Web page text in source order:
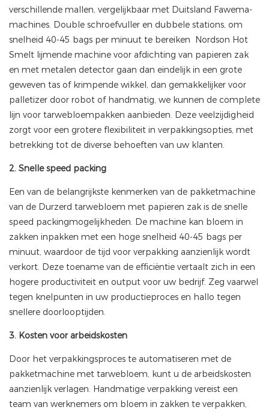
verschillende mallen, vergelijkbaar met Duitsland Fawema-
machines. Double schroefvuller en dubbele stations, om
snelheid 40-45 bags per minuut te bereiken Nordson Hot
Smelt lijmende machine voor afdichting van papieren zak
en met metalen detector gaan dan eindelijk in een grote
geweven tas of krimpende wikkel, dan gemakkelijker voor
palletizer door robot of handmatig, we kunnen de complete
lijn voor tarwebloempakken aanbieden. Deze veelzijdigheid
zorgt voor een grotere flexibiliteit in verpakkingsopties, met
betrekking tot de diverse behoeften van uw klanten.
2. Snelle speed packing
Een van de belangrijkste kenmerken van de pakketmachine
van de Durzerd tarwebloem met papieren zak is de snelle
speed packingmogelijkheden. De machine kan bloem in
zakken inpakken met een hoge snelheid 40-45 bags per
minuut, waardoor de tijd voor verpakking aanzienlijk wordt
verkort. Deze toename van de efficiëntie vertaalt zich in een
hogere productiviteit en output voor uw bedrijf. Zeg vaarwel
tegen knelpunten in uw productieproces en hallo tegen
snellere doorlooptijden.
3. Kosten voor arbeidskosten
Door het verpakkingsproces te automatiseren met de
pakketmachine met tarwebloem, kunt u de arbeidskosten
aanzienlijk verlagen. Handmatige verpakking vereist een
team van werknemers om bloem in zakken te verpakken,